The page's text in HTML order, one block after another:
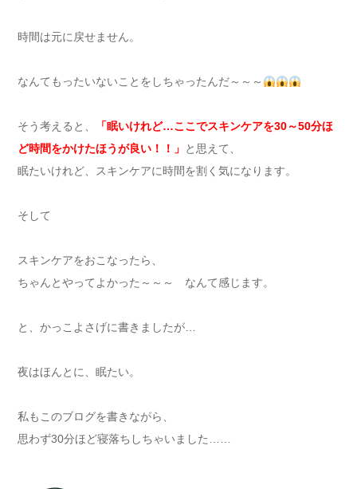
時間は元に戻せません。
なんてもったいないことをしちゃったんだ～～～
そう考えると、
「眠いけれど…ここでスキンケアを30～50分ほ
ど時間をかけたほうが良い！！」 と思えて、
眠たいけれど、スキンケアに時間を割く気になります。
そして
スキンケアをおこなったら、
ちゃんとやってよかった～～～ なんて感じます。
と、かっこよさげに書きましたが…
夜はほんとに、眠たい。
私もこのブログを書きながら、
思わず30分ほど寝落ちしちゃいました……